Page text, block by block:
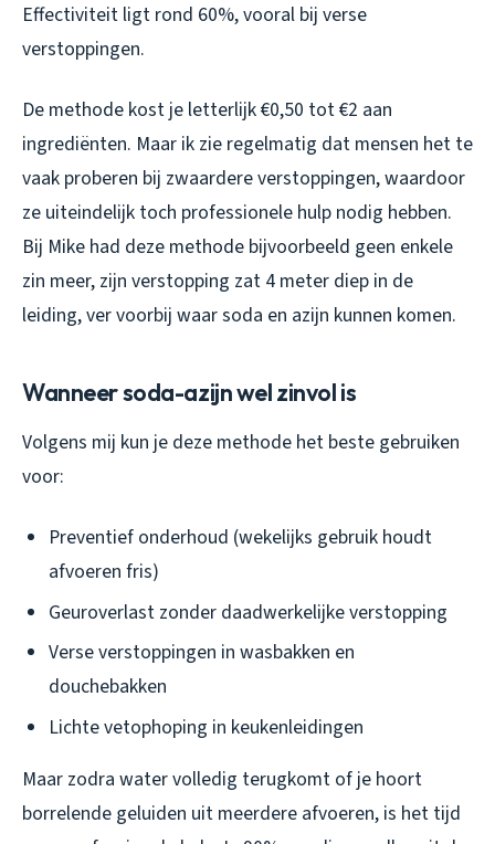
Effectiviteit ligt rond 60%, vooral bij verse
verstoppingen.
De methode kost je letterlijk €0,50 tot €2 aan
ingrediënten. Maar ik zie regelmatig dat mensen het te
vaak proberen bij zwaardere verstoppingen, waardoor
ze uiteindelijk toch professionele hulp nodig hebben.
Bij Mike had deze methode bijvoorbeeld geen enkele
zin meer, zijn verstopping zat 4 meter diep in de
leiding, ver voorbij waar soda en azijn kunnen komen.
Wanneer soda-azijn wel zinvol is
Volgens mij kun je deze methode het beste gebruiken
voor:
Preventief onderhoud (wekelijks gebruik houdt
afvoeren fris)
Geuroverlast zonder daadwerkelijke verstopping
Verse verstoppingen in wasbakken en
douchebakken
Lichte vetophoping in keukenleidingen
Maar zodra water volledig terugkomt of je hoort
borrelende geluiden uit meerdere afvoeren, is het tijd